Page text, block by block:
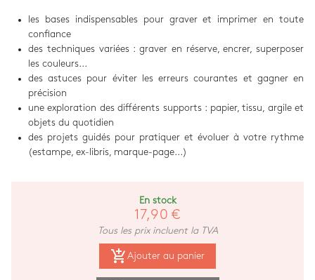
les bases indispensables pour graver et imprimer en toute
confiance
des techniques variées : graver en réserve, encrer, superposer
les couleurs...
des astuces pour éviter les erreurs courantes et gagner en
précision
une exploration des différents supports : papier, tissu, argile et
objets du quotidien
des projets guidés pour pratiquer et évoluer à votre rythme
(estampe, ex-libris, marque-page...)
En stock
17,90 €
Tous les prix incluent la TVA
add_shopping_cart Ajouter au panier